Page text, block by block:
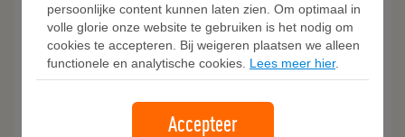
persoonlijke content kunnen laten zien. Om optimaal in
volle glorie onze website te gebruiken is het nodig om
cookies te accepteren. Bij weigeren plaatsen we alleen
functionele en analytische cookies. Lees meer hier.
Accepteer